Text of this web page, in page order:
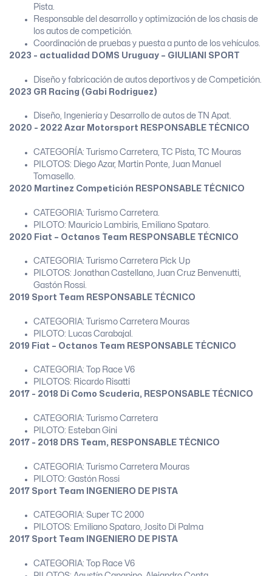
Pista.
Responsable del desarrollo y optimización de los chasis de
los autos de competición.
Coordinación de pruebas y puesta a punto de los vehículos.
2023 - actualidad DOMS Uruguay – GIULIANI SPORT
Diseño y fabricación de autos deportivos y de Competición.
2023 GR Racing (Gabi Rodriguez)
Diseño, Ingeniería y Desarrollo de autos de TN Apat.
2020 - 2022 Azar Motorsport RESPONSABLE TÉCNICO
CATEGORÍA: Turismo Carretera, TC Pista, TC Mouras
PILOTOS: Diego Azar, Martin Ponte, Juan Manuel
Tomasello.
2020 Martinez Competición RESPONSABLE TÉCNICO
CATEGORIA: Turismo Carretera.
PILOTO: Mauricio Lambiris, Emiliano Spataro.
2020 Fiat – Octanos Team RESPONSABLE TÉCNICO
CATEGORIA: Turismo Carretera Pick Up
PILOTOS: Jonathan Castellano, Juan Cruz Benvenutti,
Gastón Rossi.
2019 Sport Team RESPONSABLE TÉCNICO
CATEGORIA: Turismo Carretera Mouras
PILOTO: Lucas Carabajal.
2019 Fiat – Octanos Team RESPONSABLE TÉCNICO
CATEGORIA: Top Race V6
PILOTOS: Ricardo Risatti
2017 - 2018 Di Como Scuderia, RESPONSABLE TÉCNICO
CATEGORIA: Turismo Carretera
PILOTO: Esteban Gini
2017 - 2018 DRS Team, RESPONSABLE TÉCNICO
CATEGORIA: Turismo Carretera Mouras
PILOTO: Gastón Rossi
2017 Sport Team INGENIERO DE PISTA
CATEGORIA: Super TC 2000
PILOTOS: Emiliano Spataro, Josito Di Palma
2017 Sport Team INGENIERO DE PISTA
CATEGORIA: Top Race V6